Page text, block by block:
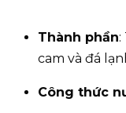
Thành phần:
cam và đá
Công thức